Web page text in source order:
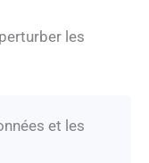
les
et les